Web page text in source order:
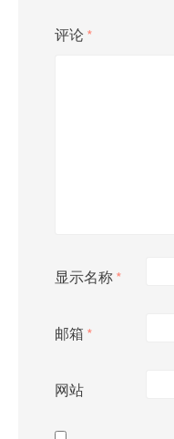
评论 *
显示名称 *
邮箱 *
网站